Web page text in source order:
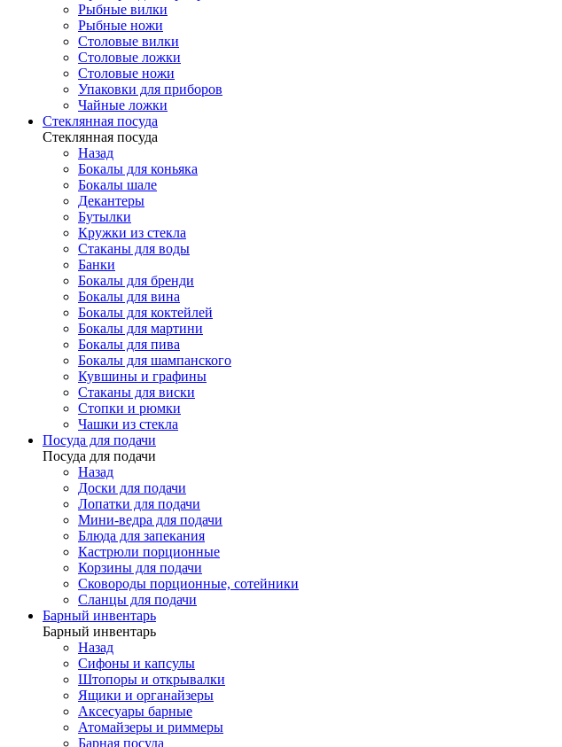
Рыбные вилки
Рыбные ножи
Столовые вилки
Столовые ложки
Столовые ножи
Упаковки для приборов
Чайные ложки
Стеклянная посуда
Стеклянная посуда
Назад
Бокалы для коньяка
Бокалы шале
Декантеры
Бутылки
Кружки из стекла
Стаканы для воды
Банки
Бокалы для бренди
Бокалы для вина
Бокалы для коктейлей
Бокалы для мартини
Бокалы для пива
Бокалы для шампанского
Кувшины и графины
Стаканы для виски
Стопки и рюмки
Чашки из стекла
Посуда для подачи
Посуда для подачи
Назад
Доски для подачи
Лопатки для подачи
Мини-ведра для подачи
Блюда для запекания
Кастрюли порционные
Корзины для подачи
Сковороды порционные, сотейники
Сланцы для подачи
Барный инвентарь
Барный инвентарь
Назад
Сифоны и капсулы
Штопоры и открывалки
Ящики и органайзеры
Аксесуары барные
Атомайзеры и риммеры
Барная посуда